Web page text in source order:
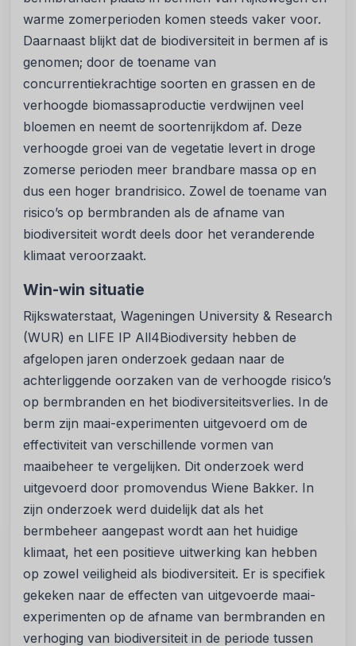
warme zomerperioden komen steeds vaker voor.
Daarnaast blijkt dat de biodiversiteit in bermen af is
genomen; door de toename van
concurrentiekrachtige soorten en grassen en de
verhoogde biomassaproductie verdwijnen veel
bloemen en neemt de soortenrijkdom af. Deze
verhoogde groei van de vegetatie levert in droge
zomerse perioden meer brandbare massa op en
dus een hoger brandrisico. Zowel de toename van
risico’s op bermbranden als de afname van
biodiversiteit wordt deels door het veranderende
klimaat veroorzaakt.
Win-win situatie
Rijkswaterstaat, Wageningen University & Research
(WUR) en LIFE IP All4Biodiversity hebben de
afgelopen jaren onderzoek gedaan naar de
achterliggende oorzaken van de verhoogde risico’s
op bermbranden en het biodiversiteitsverlies. In de
berm zijn maai-experimenten uitgevoerd om de
effectiviteit van verschillende vormen van
maaibeheer te vergelijken. Dit onderzoek werd
uitgevoerd door promovendus Wiene Bakker. In
zijn onderzoek werd duidelijk dat als het
bermbeheer aangepast wordt aan het huidige
klimaat, het een positieve uitwerking kan hebben
op zowel veiligheid als biodiversiteit. Er is specifiek
gekeken naar de effecten van uitgevoerde maai-
experimenten op de afname van bermbranden en
verhoging van biodiversiteit in de periode tussen